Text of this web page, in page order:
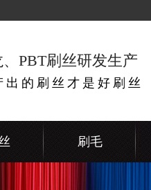
PBT刷丝研发生产
的刷丝才是好刷丝
刷毛